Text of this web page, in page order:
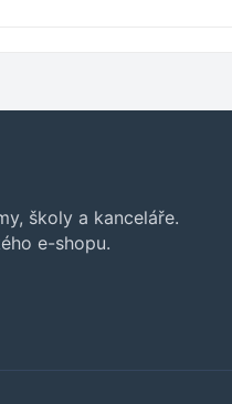
školy a kanceláře.
e-shopu.